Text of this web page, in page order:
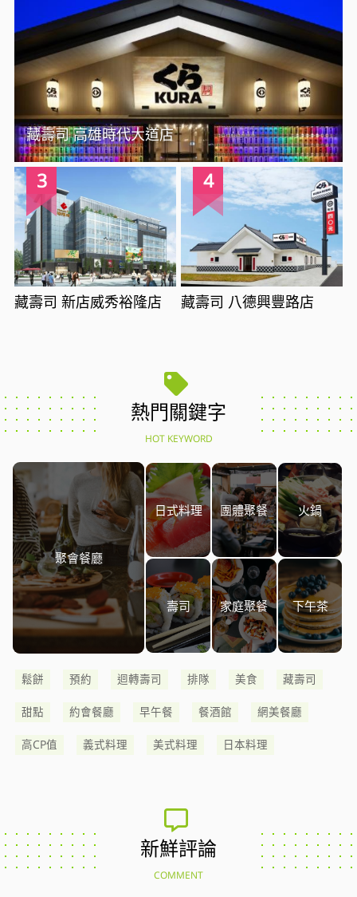
藏壽司 高雄時代大道店
3
藏壽司 新店威秀裕隆店
4
藏壽司 八德興豐路店
熱門關鍵字
HOT KEYWORD
聚會餐廳
日式料理 團體聚餐 火鍋
壽司 家庭聚餐 下午茶
鬆餅 預約 迴轉壽司 排隊 美食 藏壽司
甜點 約會餐廳 早午餐 餐酒館 網美餐廳
高CP值 義式料理 美式料理 日本料理
新鮮評論
COMMENT